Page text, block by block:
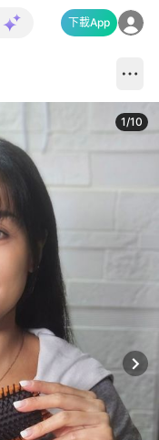
下載App
1/10